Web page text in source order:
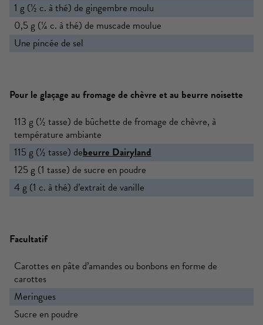
1 g (½ c. à thé) de gingembre moulu
0,5 g (¼ c. à thé) de muscade moulue
Une pincée de sel
Pour le glaçage au fromage de chèvre et au beurre noisette
113 g (½ tasse) de bûchette de fromage de chèvre, à
température ambiante
115 g (½ tasse) debeurreDairyland
125 g (1 tasse) de sucre en poudre
4 g (1 c. à thé) d’extrait de vanille
Facultatif
Carottes en pâte d’amandes ou bonbons en forme de
carottes
Meringues
Sucre en poudre